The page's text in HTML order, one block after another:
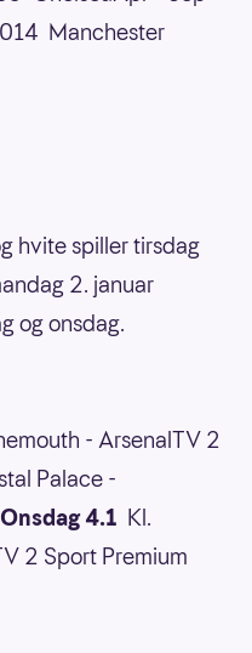
Manchester
hvite spiller tirsdag
2. januar
og onsdag.
- ArsenalTV 2
Palace -
Onsdag 4.1 Kl.
2 Sport Premium